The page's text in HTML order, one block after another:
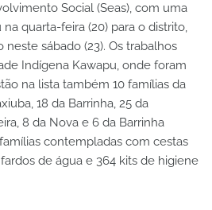
Social (Seas), com uma
quarta-feira (20) para o distrito,
sábado (23). Os trabalhos
Indígena Kawapu, onde foram
na lista também 10 famílias da
18 da Barrinha, 25 da
8 da Nova e 6 da Barrinha
contempladas com cestas
de água e 364 kits de higiene